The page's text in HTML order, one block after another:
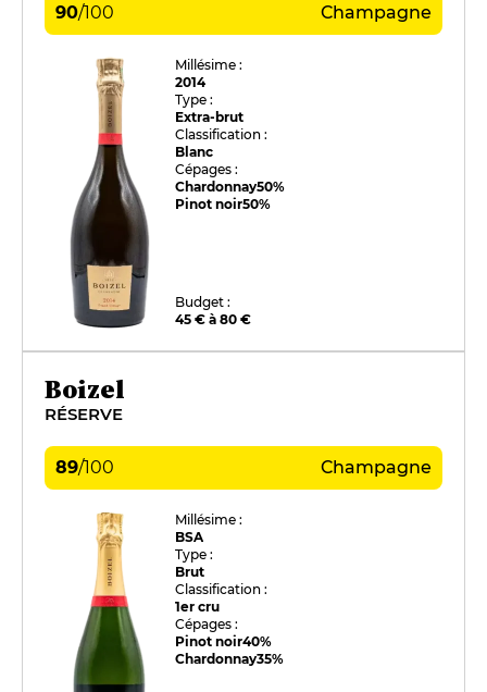
90/100 Champagne
Millésime :
2014
Type :
Extra-brut
Classification :
Blanc
Cépages :
Chardonnay50%
Pinot noir50%
Budget :
45 € à 80 €
Boizel
RÉSERVE
89/100 Champagne
Millésime :
BSA
Type :
Brut
Classification :
1er cru
Cépages :
Pinot noir40%
Chardonnay35%